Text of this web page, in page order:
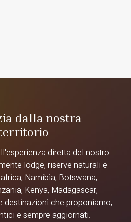
dalla nostra
diretta del nostro
lodge, riserve naturali e
Namibia, Botswana,
Kenya, Madagascar,
destinazioni che proponiamo,
e sempre aggiornati.